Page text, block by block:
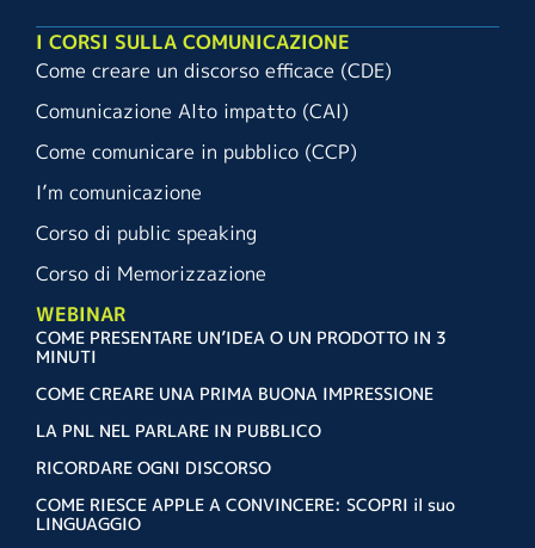
I CORSI SULLA COMUNICAZIONE
Come creare un discorso efficace (CDE)
Comunicazione Alto impatto (CAI)
Come comunicare in pubblico (CCP)
I’m comunicazione
Corso di public speaking
Corso di Memorizzazione
WEBINAR
COME PRESENTARE UN’IDEA O UN PRODOTTO IN 3
MINUTI
COME CREARE UNA PRIMA BUONA IMPRESSIONE
LA PNL NEL PARLARE IN PUBBLICO
RICORDARE OGNI DISCORSO
COME RIESCE APPLE A CONVINCERE: SCOPRI il suo
LINGUAGGIO